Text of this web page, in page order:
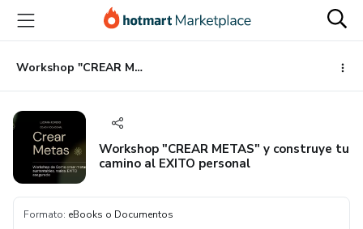
principal
página
de
página
Workshop "CREAR METAS" y construye tu camino al EXITO personal
Workshop "CREAR METAS" y construye tu
camino al EXITO personal
Formato: eBooks o Documentos